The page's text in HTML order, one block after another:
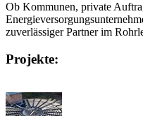
Ob Kommunen, private
zuverlässiger Partner im
Projekte: